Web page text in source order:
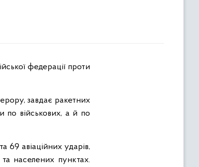
завдає ракетних
по військових, а й по
69 авіаційних ударів,
населених пунктах.